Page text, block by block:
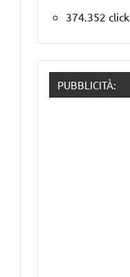
374.352 click
PUBBLICITÀ: